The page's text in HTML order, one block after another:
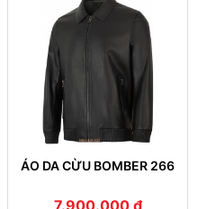
ÁO DA CỪU BOMBER 266